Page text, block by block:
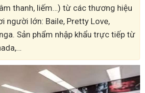
thanh, liếm…) từ các thương hiệu
người lớn: Baile, Pretty Love,
Sản phẩm nhập khẩu trực tiếp từ